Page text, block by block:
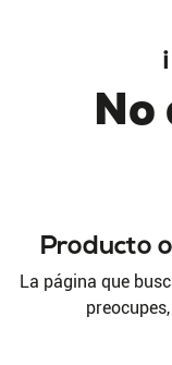
No
Producto
La página que